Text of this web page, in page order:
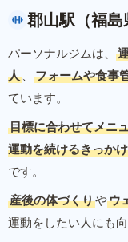
郡山駅（福
パーソナルジムは、
人 、 フォームや食事
ています。
目標に合わせてメニ
運動を続けるきっか
です。
産後の体づくりやウ
運動をしたい人にも向